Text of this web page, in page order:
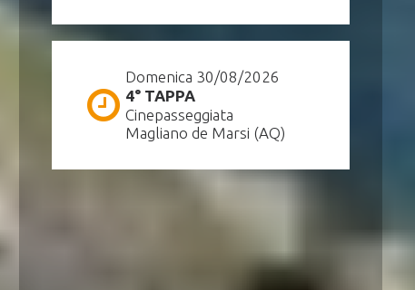
Domenica 30/08/2026
4° TAPPA
Cinepasseggiata
Magliano de Marsi (AQ)